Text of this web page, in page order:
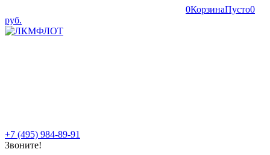
0КорзинаПусто0
руб.
+7 (495) 984-89-91
Звоните!